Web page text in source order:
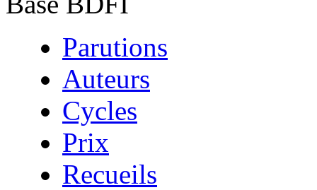
Parutions
Auteurs
Cycles
Prix
Recueils